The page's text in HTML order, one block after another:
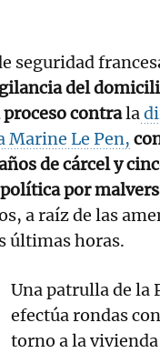
seguridad
del
contrala
Marine Le Pen,
de cárcel y
por
a raíz de las
últimas horas.
Una patrulla de la
efectúa rondas
torno a la